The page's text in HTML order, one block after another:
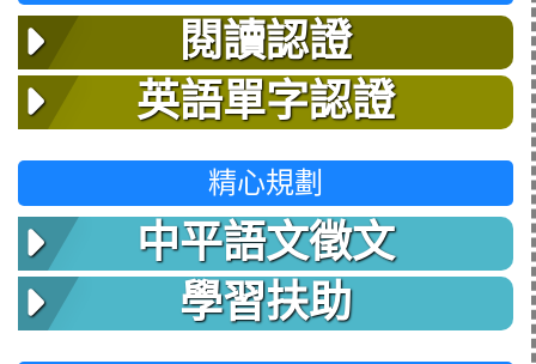
閱讀認證
英語單字認證
精心規劃
中平語文徵文
學習扶助